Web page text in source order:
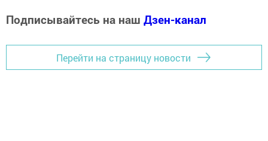
Подписывайтесь на наш Дзен-канал
Перейти на страницу новости